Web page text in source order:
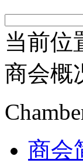
当前位
商会概
商会